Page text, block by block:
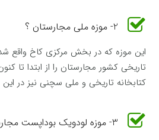
2- موزه ملی مجارستان ؟
این موزه که در بخش مرکزی کاخ واقع
تاریخی کشور مجارستان را از ابتدا تا
کتابخانه تاریخی و ملی سچنی نیز در
3- موزه لودویک بوداپست مجارستان؟